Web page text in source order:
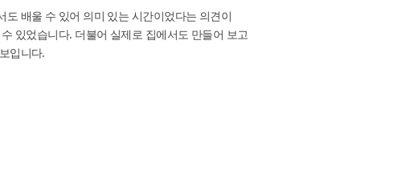
배울 수 있어 의미 있는 시간이었다는 의견이
있었습니다. 더불어 실제로 집에서도 만들어 보고
입니다.